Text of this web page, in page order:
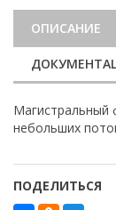
ОПИСАНИЕ
Магистральный
небольших
ПОДЕЛИТЬСЯ